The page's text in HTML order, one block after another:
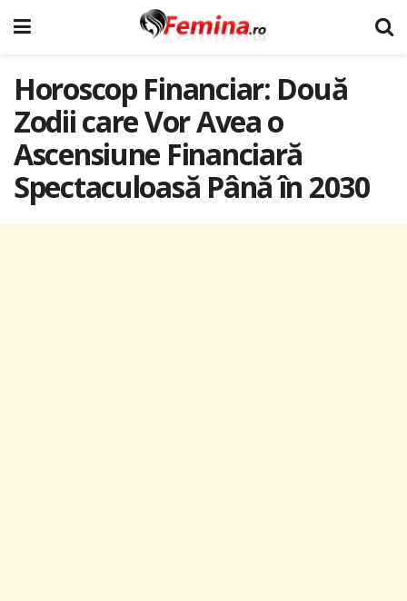
Horoscop Financiar: Două
Zodii care Vor Avea o
Ascensiune Financiară
Spectaculoasă Până în 2030